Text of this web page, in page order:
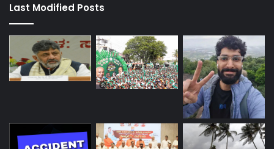
Last Modified Posts